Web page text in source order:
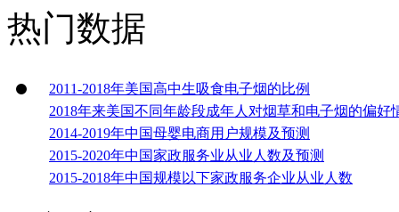
热门数据
2011-2018年美国高中生吸食电子烟的比例
2018年来美国不同年龄段成年人对烟草和电子烟的偏好
2014-2019年中国母婴电商用户规模及预测
2015-2020年中国家政服务业从业人数及预测
2015-2018年中国规模以下家政服务企业从业人数